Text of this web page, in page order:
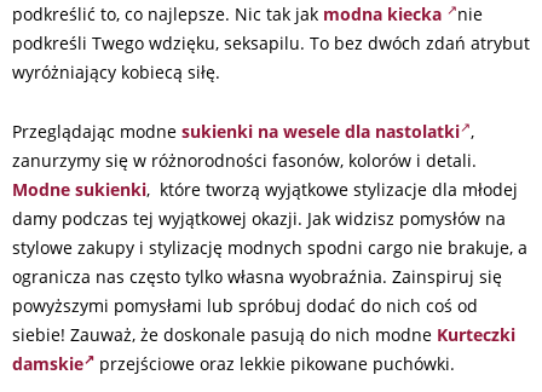
podkreślić to, co najlepsze. Nic tak jak modna kiecka
nie
podkreśli Twego wdzięku, seksapilu. To bez dwóch zdań atrybut
wyróżniający kobiecą siłę.
Przeglądając modne sukienki na wesele dla nastolatki ,
zanurzymy się w różnorodności fasonów, kolorów i detali.
Modne sukienki, które tworzą wyjątkowe stylizacje dla młodej
damy podczas tej wyjątkowej okazji. Jak widzisz pomysłów na
stylowe zakupy i stylizację modnych spodni cargo nie brakuje, a
ogranicza nas często tylko własna wyobraźnia. Zainspiruj się
powyższymi pomysłami lub spróbuj dodać do nich coś od
siebie! Zauważ, że doskonale pasują do nich modne Kurteczki
damskie
przejściowe oraz lekkie pikowane puchówki.